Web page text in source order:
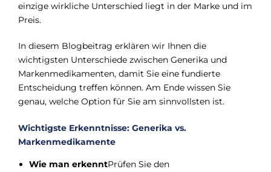
einzige wirkliche Unterschied liegt in der Marke und im
Preis.
In diesem Blogbeitrag erklären wir Ihnen die
wichtigsten Unterschiede zwischen Generika und
Markenmedikamenten, damit Sie eine fundierte
Entscheidung treffen können. Am Ende wissen Sie
genau, welche Option für Sie am sinnvollsten ist.
Wichtigste Erkenntnisse: Generika vs.
Markenmedikamente
Wie man erkenntPrüfen Sie den